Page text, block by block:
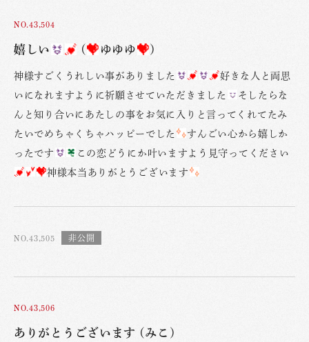
NO.43,504
嬉しい ( ゆゆゆ )
神様すごくうれしい事がありました
好きな人と両思
いになれますように祈願させていただきました
そしたらな
んと知り合いにあたしの事をお気に入りと言ってくれてたみ
たいでめちゃくちゃハッピーでした
すんごい心から嬉しか
ったです
この恋どうにか叶いますよう見守ってください
神様本当ありがとうございます
NO.43,505
NO.43,506
ありがとうございます (みこ)